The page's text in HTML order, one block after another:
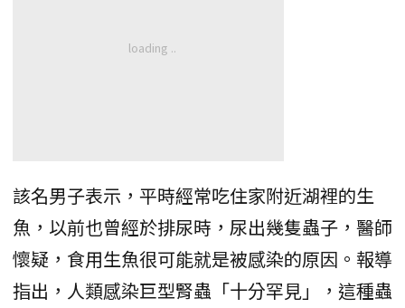
該名男子表示，平時經常吃住家附近湖裡的生
魚，以前也曾經於排尿時，尿出幾隻蟲子，醫師
懷疑，食用生魚很可能就是被感染的原因。報導
指出，人類感染巨型腎蟲「十分罕見」，這種蟲